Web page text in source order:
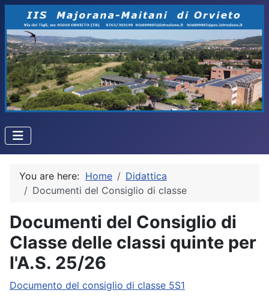
You are here: Home
Didattica
Documenti del Consiglio di classe
Documenti del Consiglio di
Classe delle classi quinte per
l'A.S. 25/26
Documento del consiglio di classe 5S1